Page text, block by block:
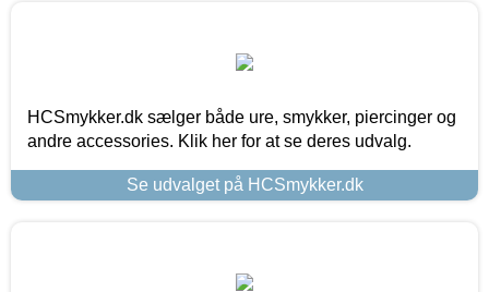
HCSmykker.dk sælger både ure, smykker, piercinger og
andre accessories. Klik her for at se deres udvalg.
Se udvalget på HCSmykker.dk